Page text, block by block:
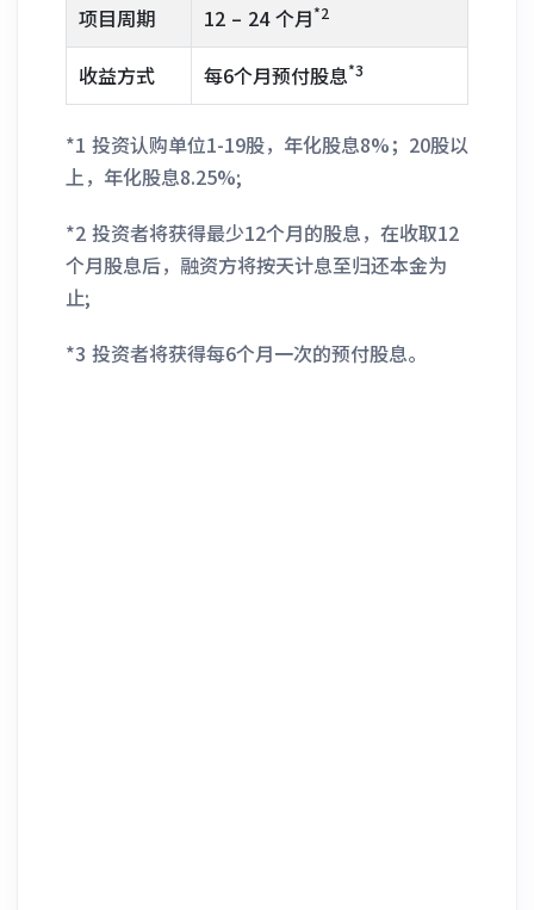
项目周期
12 – 24 个月*2
收益方式 每6个月预付股息*3
*1 投资认购单位1-19股，年化股息8%；20股以
上，年化股息8.25%;
*2 投资者将获得最少12个月的股息，在收取12
个月股息后，融资方将按天计息至归还本金为
止;
*3 投资者将获得每6个月一次的预付股息。